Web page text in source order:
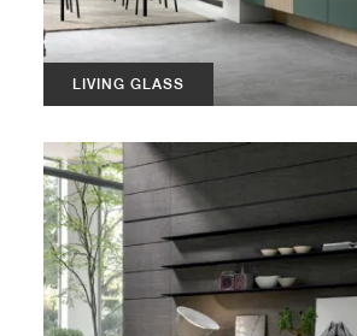
LIVING GLASS